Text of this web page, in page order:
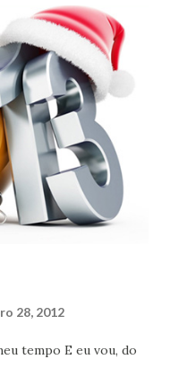
28, 2012
tempo E eu vou, do